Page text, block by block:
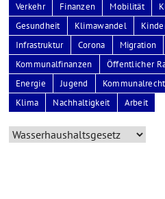
Verkehr Finanzen Mobilität
Gesundheit
Klimawandel
Infrastruktur
Corona Migration
Kommunalfinanzen
Öffentlicher
Energie
Jugend Kommunalrecht
Klima
Nachhaltigkeit Arbeit